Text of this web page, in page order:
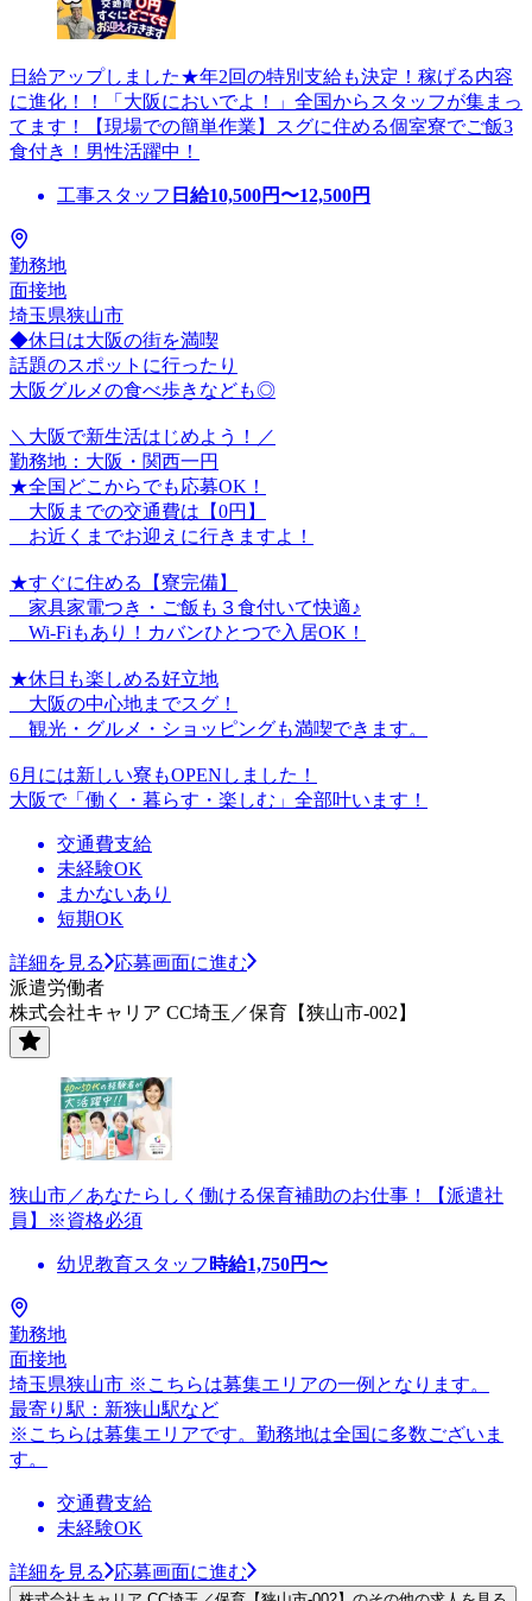
日給アップしました★年2回の特別支給も決定！稼げる内容
に進化！！「大阪においでよ！」全国からスタッフが集まっ
てます！【現場での簡単作業】スグに住める個室寮でご飯3
食付き！男性活躍中！
工事スタッフ 日給10,500円〜12,500円
勤務地
面接地
埼玉県狭山市
◆休日は大阪の街を満喫
話題のスポットに行ったり
大阪グルメの食べ歩きなども◎
＼大阪で新生活はじめよう！／
勤務地：大阪・関西一円
★全国どこからでも応募OK！
大阪までの交通費は【0円】
お近くまでお迎えに行きますよ！
★すぐに住める【寮完備】
家具家電つき・ご飯も３食付いて快適♪
Wi-Fiもあり！カバンひとつで入居OK！
★休日も楽しめる好立地
大阪の中心地までスグ！
観光・グルメ・ショッピングも満喫できます。
6月には新しい寮もOPENしました！
大阪で「働く・暮らす・楽しむ」全部叶います！
交通費支給
未経験OK
まかないあり
短期OK
詳細を見る
応募画面に進む
派遣労働者
株式会社キャリア CC埼玉／保育【狭山市-002】
狭山市／あなたらしく働ける保育補助のお仕事！【派遣社
員】※資格必須
幼児教育スタッフ 時給1,750円〜
勤務地
面接地
埼玉県狭山市 ※こちらは募集エリアの一例となります。
最寄り駅：新狭山駅など
※こちらは募集エリアです。勤務地は全国に多数ございま
す。
交通費支給
未経験OK
詳細を見る 応募画面に進む